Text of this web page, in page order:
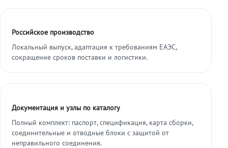
Российское производство
Локальный выпуск, адаптация к требованиям ЕАЭС,
сокращение сроков поставки и логистики.
Документация и узлы по каталогу
Полный комплект: паспорт, спецификация, карта сборки,
соединительные и отводные блоки с защитой от
неправильного соединения.